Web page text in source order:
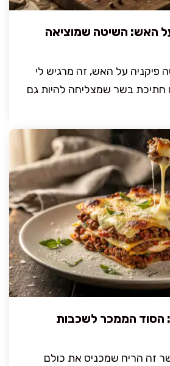
האש: השיטה שמוציאה
פיקניה על האש, זה מרגיש לי
חתיכת בשר שמצליחה להיות גם
הסוד הממכר לשכבות
זה הריח שמכניס את כולם